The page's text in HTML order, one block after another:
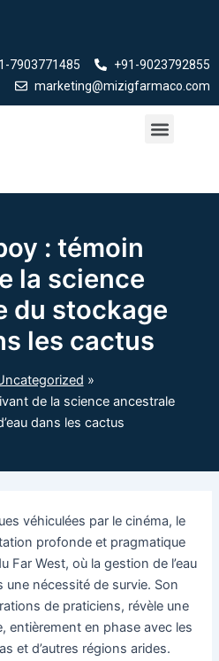
7903771485
+91-9023792855
marketing@mizigfarmaco.com
Menu
: témoin
la science
du stockage
les cactus
de la science ancestrale
dans les cactus
véhiculées par le cinéma, le
profonde et pragmatique
Far West, où la gestion de l’eau
une nécessité de survie. Son
de praticiens, révèle une
entièrement en phase avec les
et d’autres régions arides.